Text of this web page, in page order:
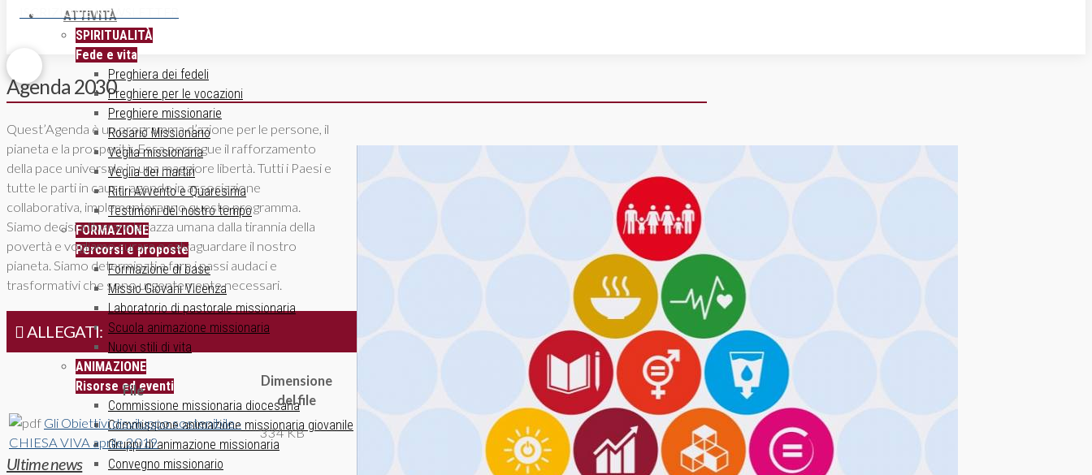
ATTIVITÀ
SPIRITUALITÀ
Fede e vita
Preghiera dei fedeli
Preghiere per le vocazioni
Preghiere missionarie
Rosario Missionario
Veglia missionaria
Veglia dei martiri
Ritiri Avvento e Quaresima
Testimoni del nostro tempo
FORMAZIONE
Percorsi e proposte
Formazione di base
Missio Giovani Vicenza
Laboratorio di pastorale missionaria
Scuola animazione missionaria
Nuovi stili di vita
ANIMAZIONE
Risorse ed eventi
Commissione missionaria diocesana
Commissione animazione missionaria giovanile
Gruppi di animazione missionaria
Convegno missionario
ISCRIZIONE NEWSLETTER
Agenda 2030
Quest’Agenda è un programma d’azione per le persone, il
pianeta e la prosperità. Essa persegue il rafforzamento
della pace universale in una maggiore libertà. Tutti i Paesi e
tutte le parti in causa, agendo in associazione
collaborativa, implementeranno questo programma.
Siamo decisi a liberare la razza umana dalla tirannia della
povertà e vogliamo curare e salvaguardare il nostro
pianeta. Siamo determinati a fare i passi audaci e
trasformativi che sono urgentemente necessari.
ALLEGATI:
File
Dimensione
del file
Gli Obiettivi disviluppo sostenibile -
CHIESA VIVA aprile 2019
334 KB
Ultime news